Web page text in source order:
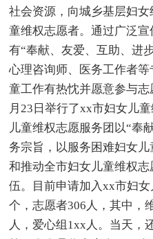
社会资源，向城乡基层妇
童维权志愿者。通过广泛
有“奉献、友爱、互助、进
心理咨询师、医务工作者
童工作有热忱并愿意参与
月23日举行了xx市妇女儿
儿童维权志愿服务团以“奉
务宗旨，以服务困难妇女
和推动全市妇女儿童维权
伍。目前申请加入xx市妇
个，志愿者306人，其中，
人，爱心组1xx人。当天，